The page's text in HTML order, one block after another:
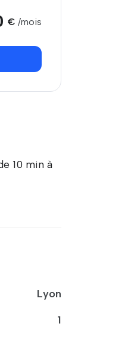
€ /mois
10 min à
Lyon
1